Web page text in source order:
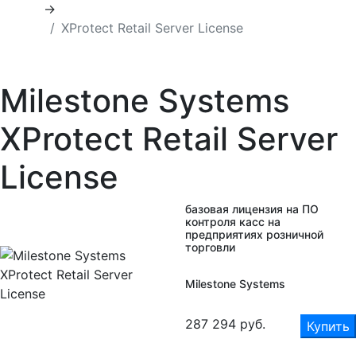
→
XProtect Retail Server License
Milestone Systems
XProtect Retail Server
License
базовая лицензия на ПО
контроля касс на
предприятиях розничной
торговли
Milestone Systems
287 294руб. Купить